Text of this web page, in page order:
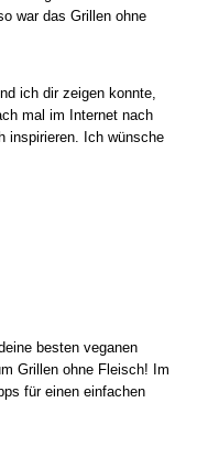
war das Grillen ohne
ich dir zeigen konnte,
mal im Internet nach
inspirieren. Ich wünsche
besten veganen
Grillen ohne Fleisch! Im
für einen einfachen